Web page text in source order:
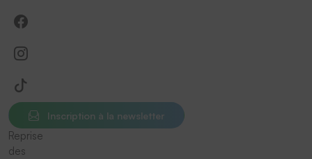
Inscription à la newsletter
Reprise
des